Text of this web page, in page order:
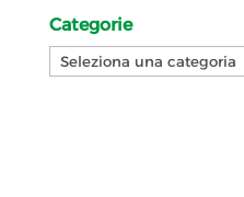
Categorie
Categorie